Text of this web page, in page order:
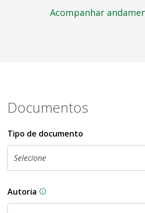
Acompanhar
Documentos
Tipo de documento
Autoria As proposições